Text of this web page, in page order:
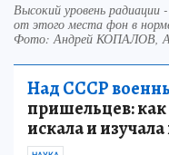
Высокий уровень
от этого места фон в
Фото:Андрей КОПАЛОВ,
Над СССР
пришельцев: как
искала и